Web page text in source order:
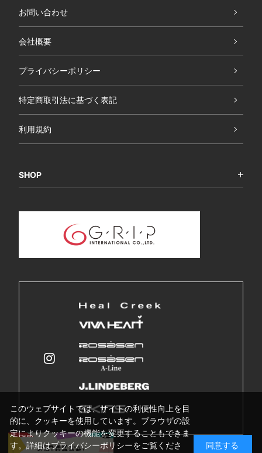
お問い合わせ
会社概要
プライバシーポリシー
特定商取引法に基づく表記
利用規約
SHOP
このウェブサイトでは、サイトの利便性向上を目
的に、クッキーを使用しています。ブラウザの設
定によりクッキーの機能を変更することもできま
す。詳細はプライバシーポリシーをご覧くださ
同意する